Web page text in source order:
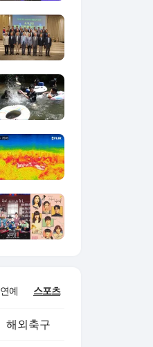
연예 스포츠
해외축구